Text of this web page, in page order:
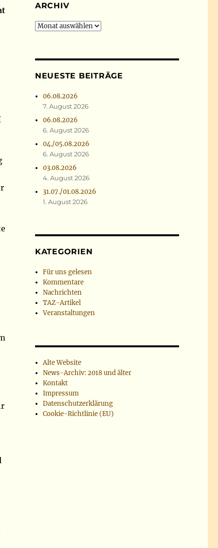
ARCHIV
Archiv
NEUESTE BEITRÄGE
06.08.2026
7. August 2026
06.08.2026
6. August 2026
04./05.08.2026
6. August 2026
03.08.2026
4. August 2026
31.07./01.08.2026
1. August 2026
KATEGORIEN
Für uns gelesen
Kommentare
Nachrichten
TAZ-Artikel
Veranstaltungen
Alte Website
News-Archiv: 2018 und älter
Kontakt
Impressum
Datenschutzerklärung
Cookie-Richtlinie (EU)